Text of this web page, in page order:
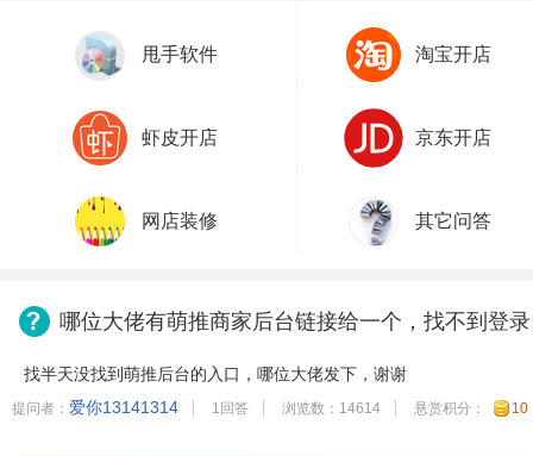
甩手软件 淘宝开店
虾皮开店 京东开店
网店装修 其它问答
哪位大佬有萌推商家后台链接给一个，找不到登
找半天没找到萌推后台的入口，哪位大佬发下，谢谢
提问者： 爱你13141314 1回答 浏览数：14614 悬赏积分： 10